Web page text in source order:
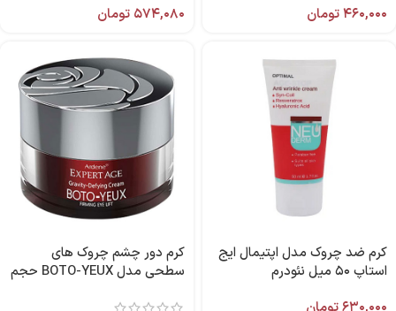
۴۶۰,۰۰۰تومان
۵۷۴,۰۸۰ تومان
کرم ضد چروک مدل اپتیمال ایج
استاپ ۵۰ میل نئودرم
کرم دور چشم چروک های
سطحی مدل BOTO-YEUX حجم